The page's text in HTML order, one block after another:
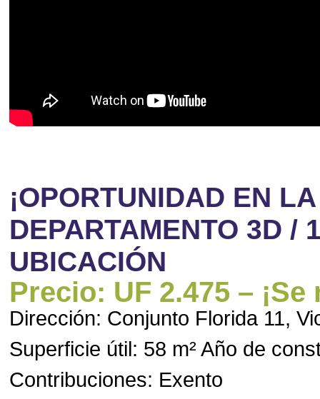
¡OPORTUNIDAD EN
DEPARTAMENTO 3D /
UBICACIÓN
Precio: UF 2.475 –
Dirección: Conjunto Florida 11,
Superficie útil: 58 m² Año de
Contribuciones: Exento